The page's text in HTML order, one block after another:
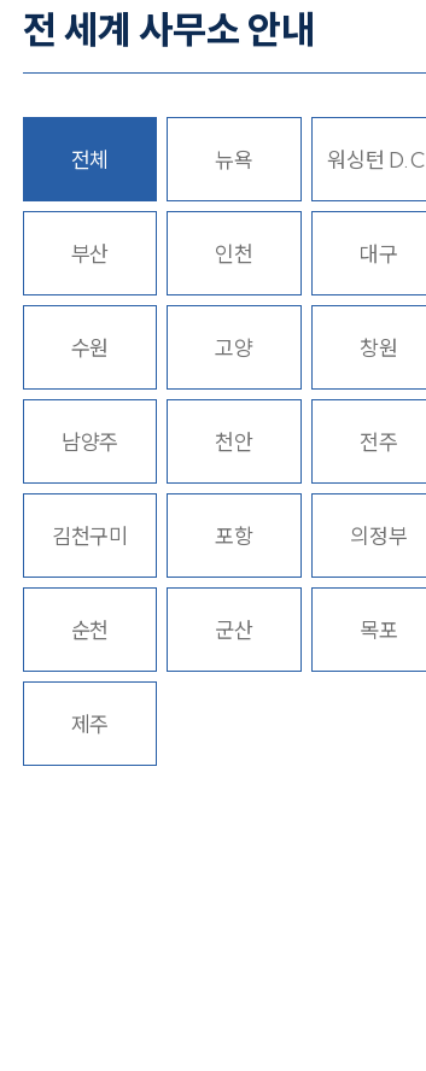
전 세계 사무소 안내
전체 뉴욕 워싱턴 D.C.
부산 인천 대구
수원 고양 창원
남양주 천안 전주
김천구미 포항 의정부
순천 군산 목포
제주